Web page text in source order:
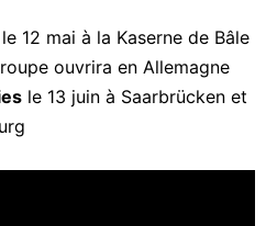
12 mai à la Kaserne de Bâle
ouvrira en Allemagne
le 13 juin à Saarbrücken et